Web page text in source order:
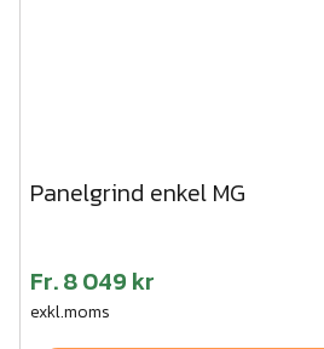
Panelgrind enkel MG
Fr.8 049 kr
exkl.moms